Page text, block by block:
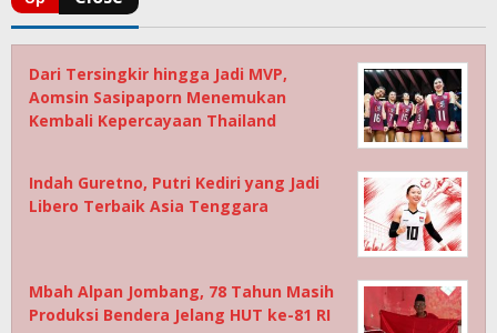
Dari Tersingkir hingga Jadi MVP,
Aomsin Sasipaporn Menemukan
Kembali Kepercayaan Thailand
Indah Guretno, Putri Kediri yang Jadi
Libero Terbaik Asia Tenggara
Mbah Alpan Jombang, 78 Tahun Masih
Produksi Bendera Jelang HUT ke-81 RI